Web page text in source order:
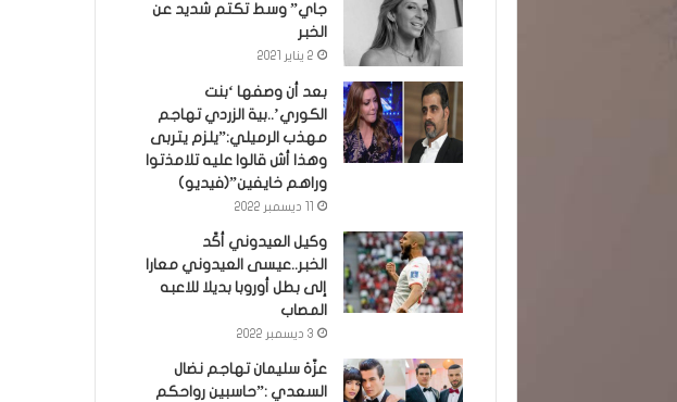
جاي” وسط تكتم شديد عن
الخبر
2 يناير 2021
بعد أن وصفها ‘بنت
الكوري’..بية الزردي تهاجم
مهذب الرميلي:”يلزم يتربى
وهذا أش قالوا عليه تلامذتوا
وراهم خايفين”(فيديو)
وكيل العيدوني أكّد
الخبر..عيسى العيدوني معارا
إلى بطل أوروبا بديلا للاعبه
المصاب
3 ديسمبر 2022
عزّة سليمان تهاجم نضال
السعدي :”حاسبين رواحكم